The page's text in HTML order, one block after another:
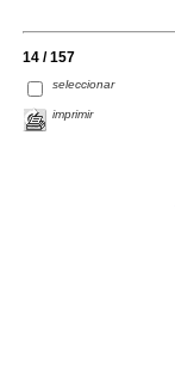
14 / 157
seleccionar
imprimir